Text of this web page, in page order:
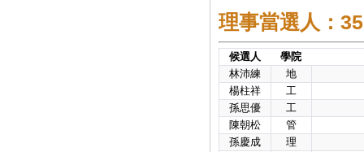
理事當選人：
候選人
學院
林沛練
地
楊柱祥
工
孫思優
工
陳朝松
管
孫慶成
理